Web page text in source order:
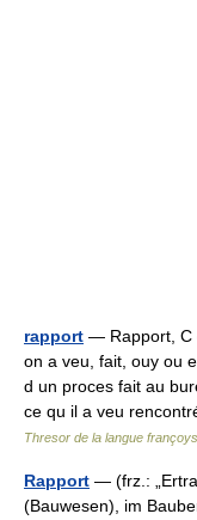
rapport — Rapport, C
on a veu, fait, ouy ou
d un proces fait au
ce qu il a veu
Thresor de la langue
Rapport — (frz.:
(Bauwesen), im